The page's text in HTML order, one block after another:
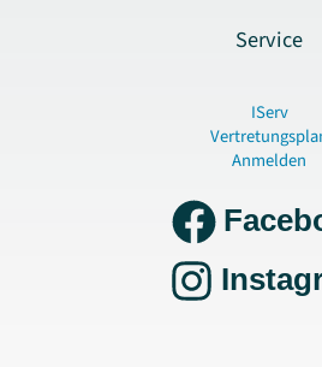
Service
IServ
Anmelden